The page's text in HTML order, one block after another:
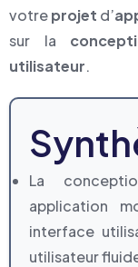
votreprojet d’
sur la
utilisateur.
La
application
interface
utilisateur